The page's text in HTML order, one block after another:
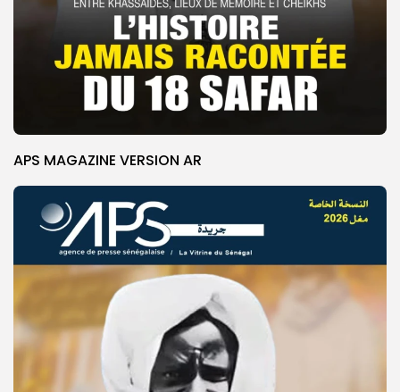
APS MAGAZINE VERSION AR